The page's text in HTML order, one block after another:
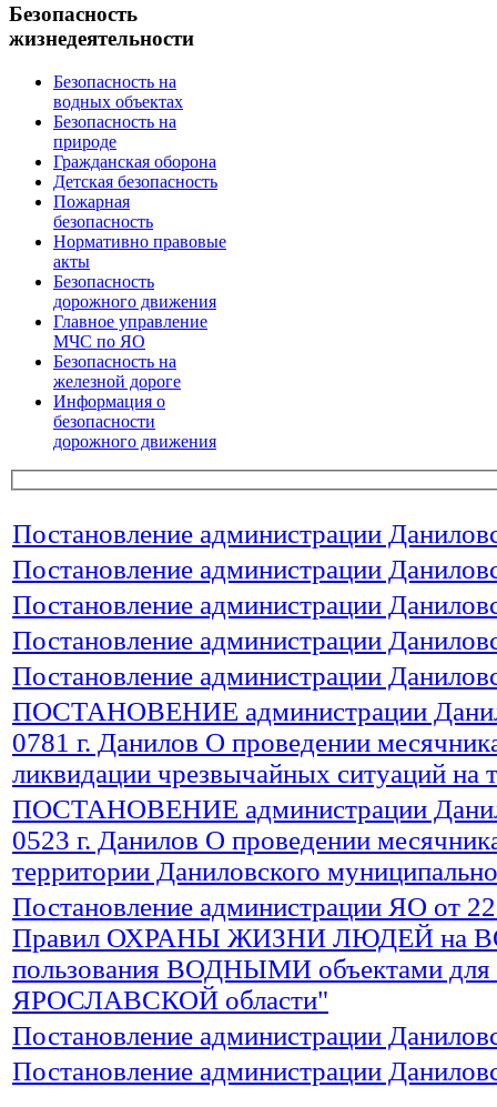
Безопасность
жизнедеятельности
Безопасность на
водных объектах
Безопасность на
природе
Гражданская оборона
Детская безопасность
Пожарная
безопасность
Нормативно правовые
акты
Безопасность
дорожного движения
Главное управление
МЧС по ЯО
Безопасность на
железной дороге
Информация о
безопасности
дорожного движения
Постановление администрации
Постановление администрации
Постановление администрации
Постановление администрации
Постановление администрации
ПОСТАНОВЕНИЕ администрации
0781 г. Данилов О проведении
ликвидации чрезвычайных ситуаций на
ПОСТАНОВЕНИЕ администрации
0523 г. Данилов О проведении
территории Даниловского
Постановление администрации ЯО от
Правил ОХРАНЫ ЖИЗНИ ЛЮДЕЙ на
пользования ВОДНЫМИ
ЯРОСЛАВСКОЙ области"
Постановление администрации
Постановление администрации